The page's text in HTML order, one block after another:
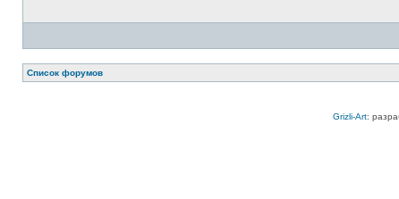
Список форумов
Grizli-Art: